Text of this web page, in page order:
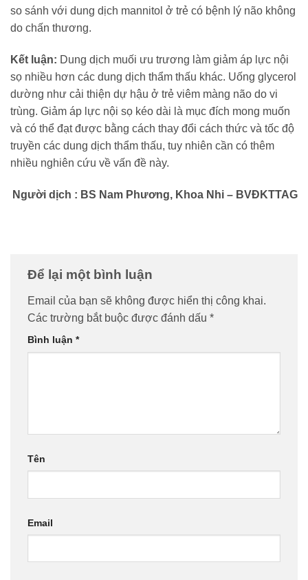
so sánh với dung dịch mannitol ở trẻ có bệnh lý não không
do chấn thương.
Kết luận: Dung dịch muối ưu trương làm giảm áp lực nội
sọ nhiều hơn các dung dịch thẩm thấu khác. Uống glycerol
dường như cải thiện dự hậu ở trẻ viêm màng não do vi
trùng. Giảm áp lực nội sọ kéo dài là mục đích mong muốn
và có thể đạt được bằng cách thay đổi cách thức và tốc độ
truyền các dung dịch thẩm thấu, tuy nhiên cần có thêm
nhiều nghiên cứu về vấn đề này.
Người dịch : BS Nam Phương, Khoa Nhi – BVĐKTTAG
Để lại một bình luận
Email của bạn sẽ không được hiển thị công khai.
Các trường bắt buộc được đánh dấu *
Bình luận *
Tên
Email